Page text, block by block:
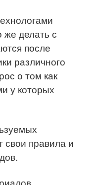
же делать с
после
различного
о том как
у которых
свои правила и